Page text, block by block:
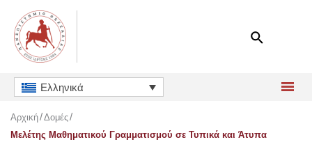
περιεχόμενο
Ελληνικά
Αρχική Δομές
Μελέτης Μαθηματικού Γραμματισμού σε Τυπικά και Άτυπα